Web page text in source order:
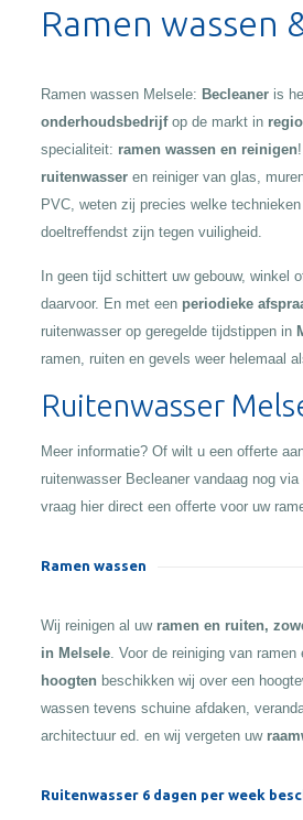
Ramen wassen
Ramen wassen Melsele: Becleaneris
onderhoudsbedrijfop de markt in
specialiteit: ramen wassen en reinigen
ruitenwasseren reiniger van glas,
PVC, weten zij precies welke
doeltreffendst zijn tegen vuiligheid.
In geen tijd schittert uw gebouw, winkel
daarvoor. En met een periodieke
ruitenwasser op geregelde tijdstippen in
ramen, ruiten en gevels weer helemaal
Ruitenwasser
Meer informatie? Of wilt u een offerte
ruitenwasser Becleaner vandaag nog
vraag hier direct een offerte voor uw
Ramen wassen
Wij reinigen al uw ramen en ruiten,
in Melsele. Voor de reiniging van ramen
hoogten beschikken wij over een
wassen tevens schuine afdaken,
architectuur ed. en wij vergeten uw
Ruitenwasser 6 dagen per week